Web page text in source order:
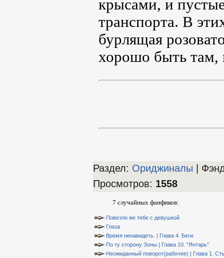
крысами, и
транспорта. В
бурлящая
хорошо быть там,
Раздел: Ориджиналы |
Просмотров: 1558
7 случайных фанфиков:
Повезло же тебе с девушкой
Глаза
Время ненавидеть. | Глава 4. Беги.
По ту сторону Зоны | Глава 10. "Янтарь"
Неожиданный поворот(рабочее) | Глава 1.